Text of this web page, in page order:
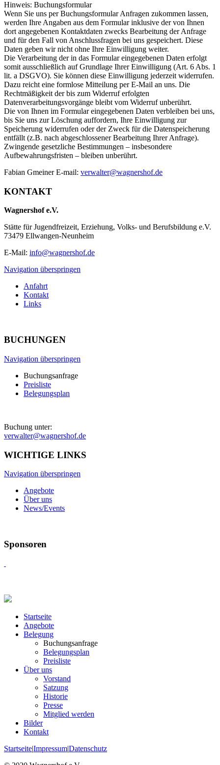
Hinweis: Buchungsformular
Wenn Sie uns per Buchungsformular Anfragen zukommen lassen,
werden Ihre Angaben aus dem Formular inklusive der von Ihnen
dort angegebenen Kontaktdaten zwecks Bearbeitung der Anfrage
und für den Fall von Anschlussfragen bei uns gespeichert. Diese
Daten geben wir nicht ohne Ihre Einwilligung weiter.
Die Verarbeitung der in das Formular eingegebenen Daten erfolgt
somit ausschließlich auf Grundlage Ihrer Einwilligung (Art. 6 Abs. 1
lit. a DSGVO). Sie können diese Einwilligung jederzeit widerrufen.
Dazu reicht eine formlose Mitteilung per E-Mail an uns. Die
Rechtmäßigkeit der bis zum Widerruf erfolgten
Datenverarbeitungsvorgänge bleibt vom Widerruf unberührt.
Die von Ihnen im Formular eingegebenen Daten verbleiben bei uns,
bis Sie uns zur Löschung auffordern, Ihre Einwilligung zur
Speicherung widerrufen oder der Zweck für die Datenspeicherung
entfällt (z.B. nach abgeschlossener Bearbeitung Ihrer Anfrage).
Zwingende gesetzliche Bestimmungen – insbesondere
Aufbewahrungsfristen – bleiben unberührt.
Fabian Gmeiner E-mail: verwalter@wagnershof.de
KONTAKT
Wagnershof e.V.
Stätte für Jugendfreizeit, Erziehung, Volks- und Berufsbildung e.V.
73479 Ellwangen-Neunheim
E-Mail: info@wagnershof.de
Navigation überspringen
Anfahrt
Kontakt
Links
BUCHUNGEN
Navigation überspringen
Buchungsanfrage
Preisliste
Belegungsplan
Buchung unter:
verwalter@wagnershof.de
WICHTIGE LINKS
Navigation überspringen
Angebote
Über uns
News/Events
Sponsoren
Startseite
Angebote
Belegung
Buchungsanfrage
Belegungsplan
Preisliste
Über uns
Vorstand
Satzung
Historie
Presse
Mitglied werden
Bilder
Kontakt
Startseite|Impressum|Datenschutz